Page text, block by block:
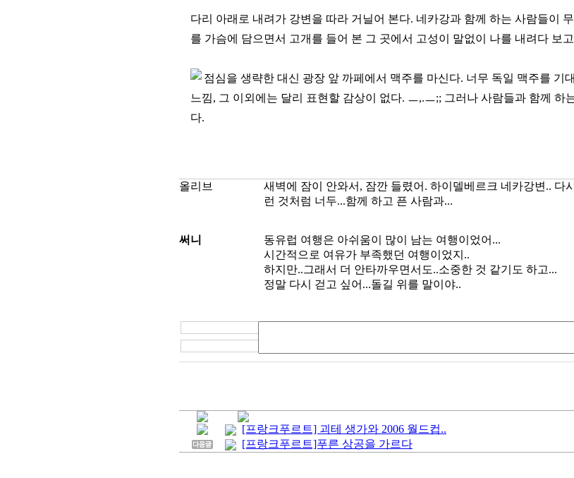
다리 아래로 내려가 강변을 따라 거닐어 본다. 네카강과 함께 하는 사람들이
를 가슴에 담으면서 고개를 들어 본 그 곳에서 고성이 말없이 나를 내려다 보
점심을 생략한 대신 광장 앞 까페에서 맥주를 마신다. 너무 독일 맥주를 기
느낌, 그 이외에는 달리 표현할 감상이 없다. ㅡ,.ㅡ;; 그러나 사람들과 함께 하
다.
올리브
새벽에 잠이 안와서, 잠깐 들렸어. 하이델베르크 네카강변.. 다
런 것처럼 너두...함께 하고 픈 사람과...
써니
동유럽 여행은 아쉬움이 많이 남는 여행이었어...
시간적으로 여유가 부족했던 여행이었지..
하지만..그래서 더 안타까우면서도..소중한 것 같기도 하고...
정말 다시 걷고 싶어...돌길 위를 말이야..
[프랑크푸르트] 괴테 생가와 2006 월드컵..
[프랑크푸르트]푸른 상공을 가르다